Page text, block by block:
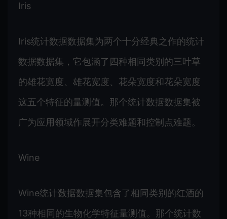
Iris
Iris统计数据数据集为两个十分经典之作的统计
数据数据集，它包涵了四种相同类别的三叶草
的雄花宽度、雄花宽度、花朵宽度和花朵宽度
这五个特征的量测值。那个统计数据数据集被
广为应用领域作展开分类难题和控制点难题。
Wine
Wine统计数据数据集包含了相同类别的红酒的
13种相同的生物化学特征量测值。那个统计数